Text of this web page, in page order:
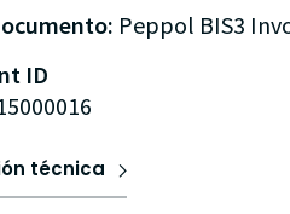
Peppol BIS3
ID
técnica